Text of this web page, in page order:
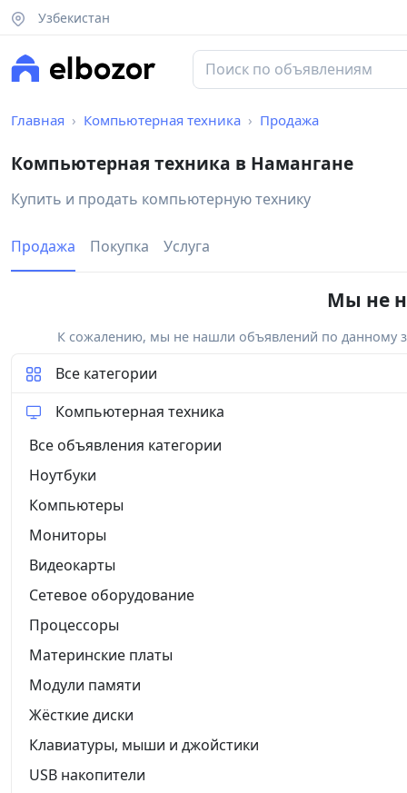
Узбекистан
Главная Компьютерная техника Продажа
Компьютерная техника в Намангане
Купить и продать компьютерную технику
Продажа Покупка Услуга
Мы не
К сожалению, мы не нашли объявлений по данному
Все категории
Компьютерная техника
Все объявления категории
Ноутбуки
Компьютеры
Мониторы
Видеокарты
Сетевое оборудование
Процессоры
Материнские платы
Модули памяти
Жёсткие диски
Клавиатуры, мыши и джойстики
USB накопители